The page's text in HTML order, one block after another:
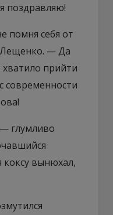
поздравляю!
помня себя от
Лещенко. — Да
хватило прийти
современности
глумливо
коксу вынюхал,